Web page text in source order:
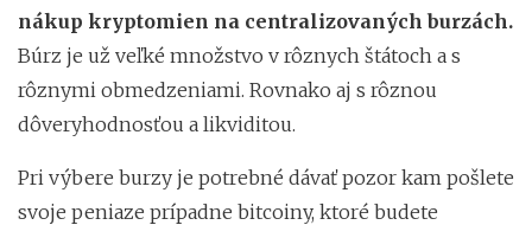
nákup kryptomien na centralizovaných burzách.
Búrz je už veľké množstvo v rôznych štátoch a s
rôznymi obmedzeniami. Rovnako aj s rôznou
dôveryhodnosťou a likviditou.
Pri výbere burzy je potrebné dávať pozor kam pošlete
svoje peniaze prípadne bitcoiny, ktoré budete